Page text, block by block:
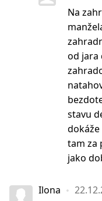
Na
od jara
stavu
tam za
jako
Ilona